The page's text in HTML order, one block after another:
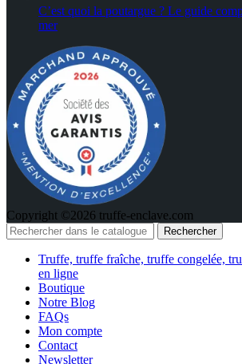
C’est quoi la poutargue ? Le guide
mer
Copyright ©2026 truffe-enclave.com
Rechercher
Truffe, truffe fraîche, truffe congelée,
en ligne
Boutique
Notre Blog
FAQs
Mon compte
Contact
Newsletter